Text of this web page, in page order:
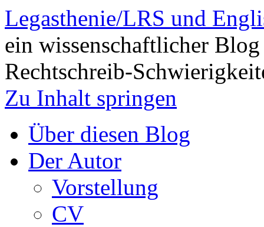
Legasthenie/LRS und
ein wissenschaftlicher
Rechtschreib-
Zu Inhalt springen
Über diesen Blog
Der Autor
Vorstellung
CV